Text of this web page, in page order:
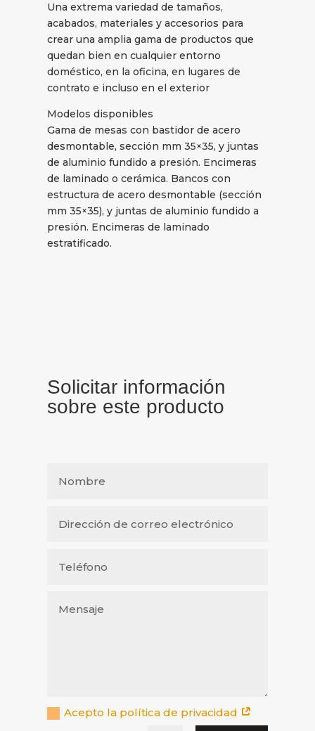
Una extrema variedad de tamaños,
acabados, materiales y accesorios para
crear una amplia gama de productos que
quedan bien en cualquier entorno
doméstico, en la oficina, en lugares de
contrato e incluso en el exterior
Modelos disponibles
Gama de mesas con bastidor de acero
desmontable, sección mm 35×35, y juntas
de aluminio fundido a presión. Encimeras
de laminado o cerámica. Bancos con
estructura de acero desmontable (sección
mm 35×35), y juntas de aluminio fundido a
presión. Encimeras de laminado
estratificado.
Solicitar información
sobre este producto
Acepto la política de privacidad